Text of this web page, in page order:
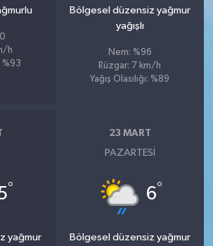
h
%93
Bölgesel düzensiz yağmur
yağışlı
Nem: %96
Rüzgar: 7 km/h
Yağış Olasılığı: %89
°
yağmur
23 MART
PAZARTESI
6°
Bölgesel düzensiz yağmur